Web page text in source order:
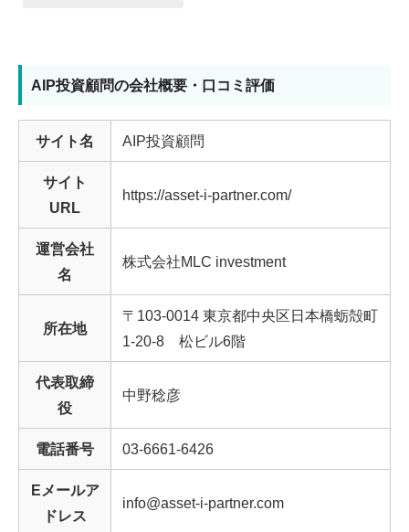
AIP投資顧問の会社概要・口コミ評価
サイト名 AIP投資顧問
サイト
URL
https://asset-i-partner.com/
運営会社
名
株式会社MLC investment
所在地
〒103-0014 東京都中央区日本橋蛎殻町
1-20-8 松ビル6階
代表取締
役
中野稔彦
電話番号 03-6661-6426
Eメールア
ドレス
info@asset-i-partner.com